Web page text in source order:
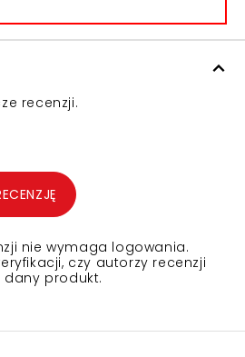
recenzji.
nie wymaga logowania.
czy autorzy recenzji
dany produkt.